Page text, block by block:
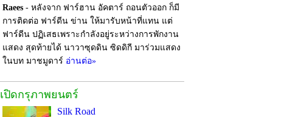
Raees - หลังจาก ฟาร์ฮาน อัคตาร์ ถอนตัวออก ก็มี
การติดต่อ ฟาร์ดีน ข่าน ให้มารับหน้าที่แทน แต่
ฟาร์ดีน ปฏิเสธเพราะกำลังอยู่ระหว่างการพักงาน
แสดง สุดท้ายได้ นาวาซุดดิน ซิดดิกี มาร่วมแสดง
ในบท มาชมูดาร์ อ่านต่อ»
เปิดกรุภาพยนตร์
Silk Road